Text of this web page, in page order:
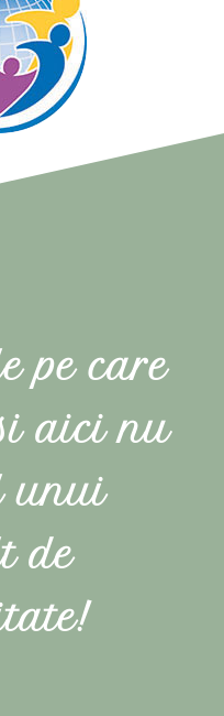
pe care
aici nu
unui
de